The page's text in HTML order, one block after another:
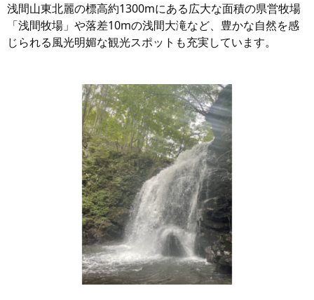
浅間山東北麗の標高約1300mにある広大な面積の県営牧場
「浅間牧場」や落差10mの浅間大滝など、豊かな自然を感
じられる風光明媚な観光スポットも充実しています。